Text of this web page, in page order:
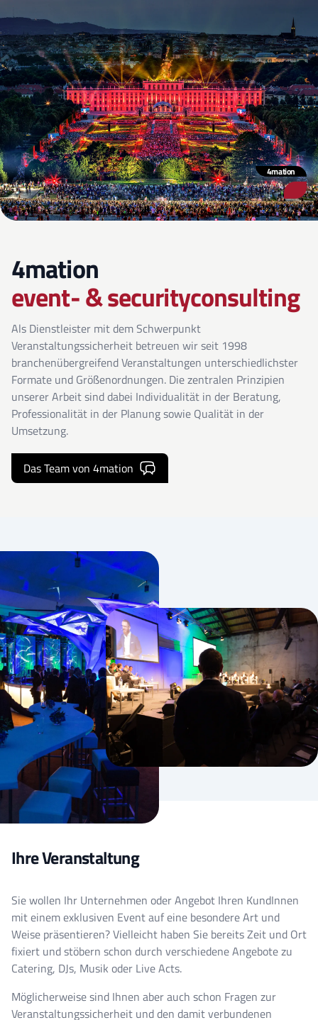
4mation
4mation
event- & securityconsulting
Als Dienstleister mit dem Schwerpunkt
Veranstaltungssicherheit betreuen wir seit 1998
branchenübergreifend Veranstaltungen unterschiedlichster
Formate und Größenordnungen. Die zentralen Prinzipien
unserer Arbeit sind dabei Individualität in der Beratung,
Professionalität in der Planung sowie Qualität in der
Umsetzung.
Das Team von 4mation
Ihre Veranstaltung
Sie wollen Ihr Unternehmen oder Angebot Ihren KundInnen
mit einem exklusiven Event auf eine besondere Art und
Weise präsentieren? Vielleicht haben Sie bereits Zeit und Ort
fixiert und stöbern schon durch verschiedene Angebote zu
Catering, DJs, Musik oder Live Acts.
Möglicherweise sind Ihnen aber auch schon Fragen zur
Veranstaltungssicherheit und den damit verbundenen